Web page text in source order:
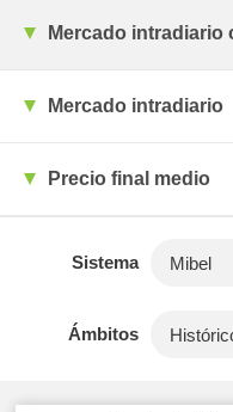
Mercado intradiario
Mercado intradiario
Precio final medio
Sistema
Ámbitos